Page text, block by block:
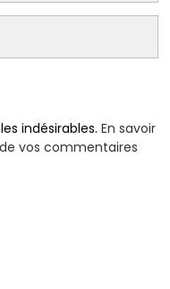
indésirables.En savoir
vos commentaires